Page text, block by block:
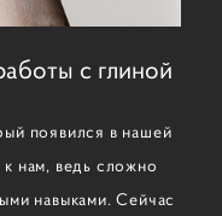
с глиной
появился в нашей
нам, ведь сложно
навыками. Сейчас